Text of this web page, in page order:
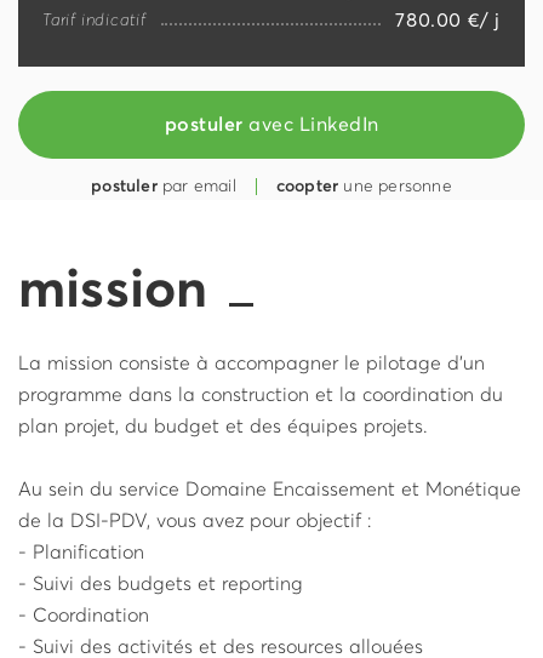
Tarif indicatif 780.00 €/ j
postuler avec LinkedIn
postulerpar email coopter une personne
mission
La mission consiste à accompagner le pilotage d'un
programme dans la construction et la coordination du
plan projet, du budget et des équipes projets.
Au sein du service Domaine Encaissement et Monétique
de la DSI-PDV, vous avez pour objectif :
- Planification
- Suivi des budgets et reporting
- Coordination
- Suivi des activités et des resources allouées